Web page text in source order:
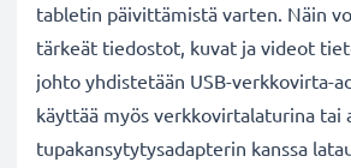
tabletin päivittämistä varten. Näin
tärkeät tiedostot, kuvat ja videot
johto yhdistetään USB-verkkovirta-
käyttää myös verkkovirtalaturina tai
tupakansytytysadapterin kanssa